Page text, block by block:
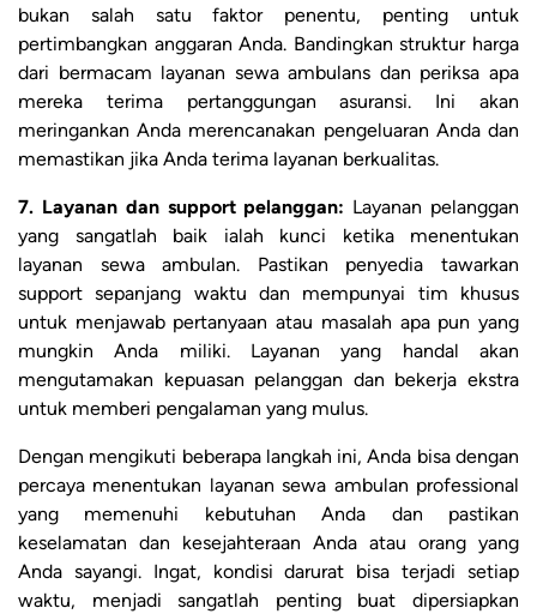
bukan salah satu faktor penentu, penting untuk
pertimbangkan anggaran Anda. Bandingkan struktur harga
dari bermacam layanan sewa ambulans dan periksa apa
mereka terima pertanggungan asuransi. Ini akan
meringankan Anda merencanakan pengeluaran Anda dan
memastikan jika Anda terima layanan berkualitas.
7. Layanan dan support pelanggan: Layanan pelanggan
yang sangatlah baik ialah kunci ketika menentukan
layanan sewa ambulan. Pastikan penyedia tawarkan
support sepanjang waktu dan mempunyai tim khusus
untuk menjawab pertanyaan atau masalah apa pun yang
mungkin Anda miliki. Layanan yang handal akan
mengutamakan kepuasan pelanggan dan bekerja ekstra
untuk memberi pengalaman yang mulus.
Dengan mengikuti beberapa langkah ini, Anda bisa dengan
percaya menentukan layanan sewa ambulan professional
yang memenuhi kebutuhan Anda dan pastikan
keselamatan dan kesejahteraan Anda atau orang yang
Anda sayangi. Ingat, kondisi darurat bisa terjadi setiap
waktu, menjadi sangatlah penting buat dipersiapkan